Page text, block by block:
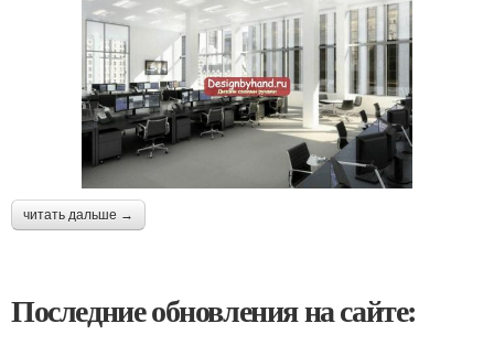
читать дальше →
Последние обновления на сайте: